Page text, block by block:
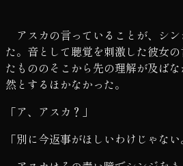
アスカの言っていることが、シ
た。音として聴覚を刺激した彼女
たもののそこから先の理解が及ば
然とするほかなかった。
「ア、アスカ？」
「別に今返事がほしいわけじゃない